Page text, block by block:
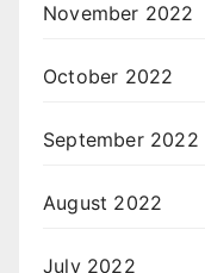
November 2022
October 2022
September 2022
August 2022
July 2022